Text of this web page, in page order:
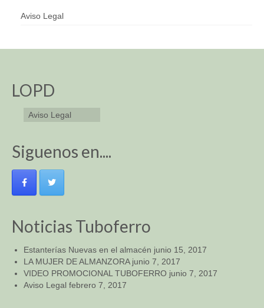
Aviso Legal
LOPD
Aviso Legal
Siguenos en....
Noticias Tuboferro
Estanterías Nuevas en el almacén junio 15, 2017
LA MUJER DE ALMANZORA junio 7, 2017
VIDEO PROMOCIONAL TUBOFERRO junio 7, 2017
Aviso Legal febrero 7, 2017